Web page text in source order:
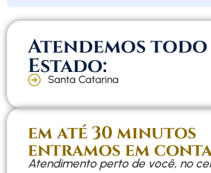
Atendemos
Estado:
Santa Catarina
em até 30 minutos
entramos em
Atendimento perto de você, no